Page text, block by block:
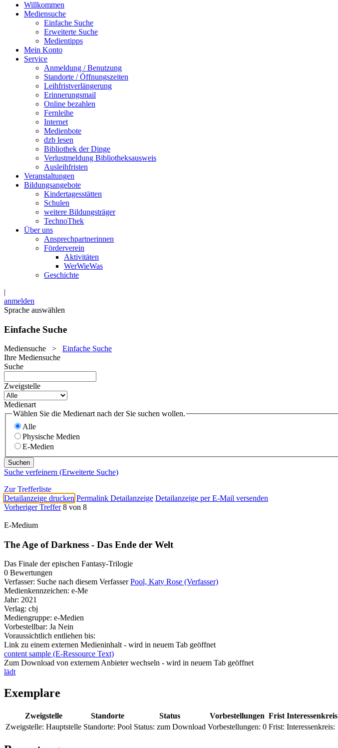
Willkommen
Mediensuche
Einfache Suche
Erweiterte Suche
Medientipps
Mein Konto
Service
Anmeldung / Benutzung
Standorte / Öffnungszeiten
Leihfristverlängerung
Erinnerungsmail
Online bezahlen
Fernleihe
Internet
Medienbote
dzb lesen
Bibliothek der Dinge
Verlustmeldung Bibliotheksausweis
Ausleihfristen
Veranstaltungen
Bildungsangebote
Kindertagesstätten
Schulen
weitere Bildungsträger
TechnoThek
Über uns
Ansprechpartnerinnen
Förderverein
Aktivitäten
WerWieWas
Geschichte
|
anmelden
Sprache auswählen
Einfache Suche
Mediensuche > Einfache Suche
Ihre Mediensuche
Suche
Zweigstelle
Medienart
Wählen Sie die Medienart nach der Sie suchen wollen.
Alle
Physische Medien
E-Medien
Suche verfeinern (Erweiterte Suche)
Zur Trefferliste
Detailanzeige drucken Permalink Detailanzeige Detailanzeige per E-Mail versenden
Vorheriger Treffer 8 von 8
E-Medium
The Age of Darkness - Das Ende der Welt
Das Finale der epischen Fantasy-Trilogie
0 Bewertungen
Verfasser: Suche nach diesem Verfasser Pool, Katy Rose (Verfasser)
Medienkennzeichen: e-Me
Jahr: 2021
Verlag: cbj
Mediengruppe: e-Medien
Vorbestellbar: Ja Nein
Voraussichtlich entliehen bis:
Link zu einem externen Medieninhalt - wird in neuem Tab geöffnet
content sample (E-Ressource Text)
Zum Download von externem Anbieter wechseln - wird in neuem Tab geöffnet
lädt
Exemplare
Zweigstelle Standorte Status Vorbestellungen Frist Interessenkreis
Zweigstelle: Hauptstelle Standorte: Pool Status: zum Download Vorbestellungen: 0 Frist: Interessenkreis: